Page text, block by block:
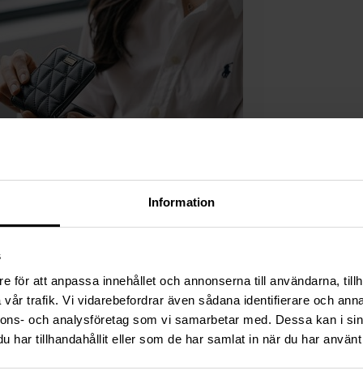
Information
för att anpassa innehållet och annonserna till användarna,
trafik. Vi vidarebefordrar även sådana identifierare och
och analysföretag som vi samarbetar med. Dessa kan i
har tillhandahållit eller som de har samlat in när du har